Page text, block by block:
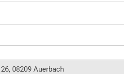
08209 Auerbach